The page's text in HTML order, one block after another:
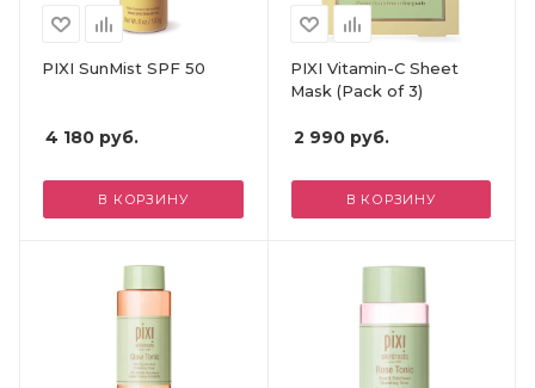
PIXI SunMist SPF 50
4 180 руб.
В КОРЗИНУ
PIXI Vitamin-C Sheet
Mask (Pack of 3)
2 990руб.
В КОРЗИНУ